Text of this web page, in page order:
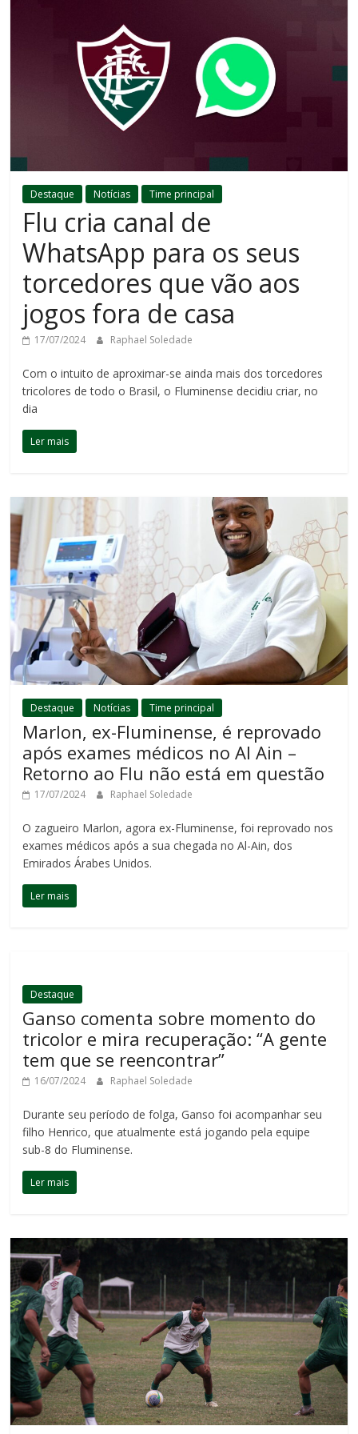
Destaque Notícias Time principal
Flu cria canal de
WhatsApp para os seus
torcedores que vão aos
jogos fora de casa
17/07/2024 Raphael Soledade
Com o intuito de aproximar-se ainda mais dos torcedores
tricolores de todo o Brasil, o Fluminense decidiu criar, no
dia
Ler mais
Destaque Notícias Time principal
Marlon, ex-Fluminense, é reprovado
após exames médicos no Al Ain –
Retorno ao Flu não está em questão
17/07/2024 Raphael Soledade
O zagueiro Marlon, agora ex-Fluminense, foi reprovado nos
exames médicos após a sua chegada no Al-Ain, dos
Emirados Árabes Unidos.
Ler mais
Destaque
Ganso comenta sobre momento do
tricolor e mira recuperação: “A gente
tem que se reencontrar”
16/07/2024 Raphael Soledade
Durante seu período de folga, Ganso foi acompanhar seu
filho Henrico, que atualmente está jogando pela equipe
sub-8 do Fluminense.
Ler mais